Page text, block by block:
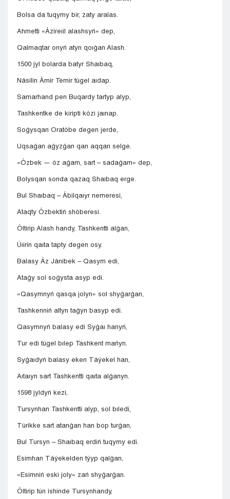
Bolsa da tuqymy bir, zaty aralas.
Ahmetti «Ázireıil alashsyń» dep,
Qalmaqtar onyń atyn qoıǵan Alash.
1500 jyl bolarda batyr Shaıbaq,
Násilin Ámir Temir túgel aıdap.
Samarhand pen Buqardy tartyp alyp,
Tashkentke de kiripti kózi jaınap.
Soǵysqan Oratóbe degen jerde,
Uqsaǵan aǵyzǵan qan aqqan selge.
«Ózbek — óz aǵam, sart – sadaǵam» dep,
Bolysqan sonda qazaq Shaıbaq erge.
Bul Shaıbaq – Ábilqaıyr nemeresi,
Ataqty Ózbektiń shóberesi.
Óltirip Alash handy, Tashkentti alǵan,
Úıirin qaıta tapty degen osy.
Balasy Áz Jánibek – Qasym edi,
Ataǵy sol soǵysta asyp edi.
«Qasymnyń qasqa jolyn» sol shyǵarǵan,
Tashkenniń altyn taǵyn basyp edi.
Qasymnyń balasy edi Syǵaı hanyń,
Tur edi túgel bılep Tashkent mańyn.
Syǵaıdyń balasy eken Táýekel han,
Aıtaıyn sart Tashkentti qaıta alǵanyn.
1598 jyldyń kezi,
Tursynhan Tashkentti alyp, sol bıledi,
Túrikke sart atanǵan han bop turǵan,
Bul Tursyn – Shaıbaq erdiń tuqymy edi.
Esimhan Táýekelden týyp qalǵan,
«Esimniń eski joly» zań shyǵarǵan.
Óltirip tún ishinde Tursynhandy,